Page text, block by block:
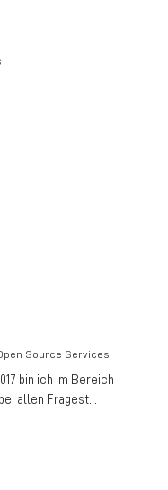
Source Services
bin ich im Bereich
allen Fragest...